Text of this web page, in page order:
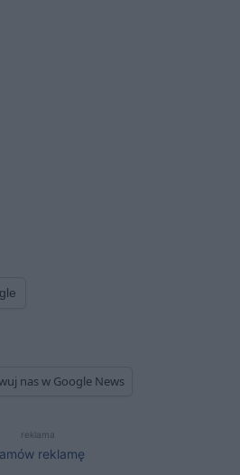
nas w Google News
reklama
reklamę